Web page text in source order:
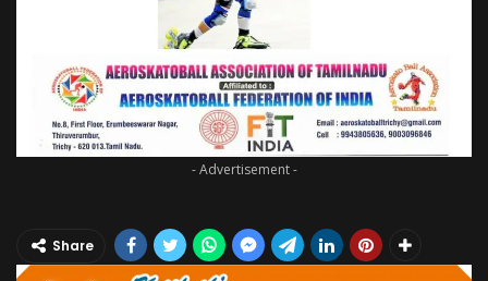
- Advertisement -
Share